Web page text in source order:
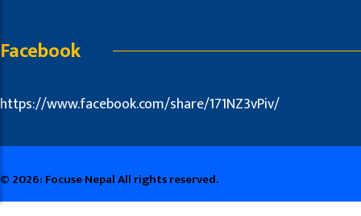
Facebook
https://www.facebook.com/share/171NZ3vPiv/
© 2026: Focuse Nepal All rights reserved.